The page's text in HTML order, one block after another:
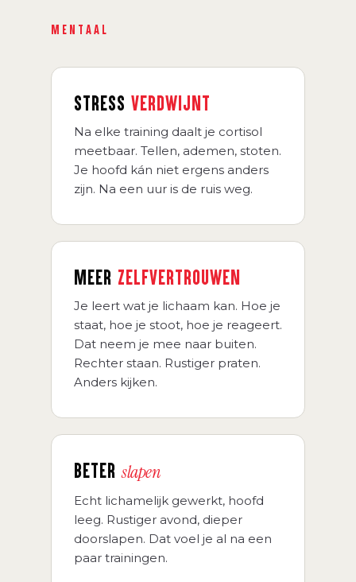
MENTAAL
STRESS VERDWIJNT
Na elke training daalt je cortisol
meetbaar. Tellen, ademen, stoten.
Je hoofd kán niet ergens anders
zijn. Na een uur is de ruis weg.
MEER ZELFVERTROUWEN
Je leert wat je lichaam kan. Hoe je
staat, hoe je stoot, hoe je reageert.
Dat neem je mee naar buiten.
Rechter staan. Rustiger praten.
Anders kijken.
BETER slapen
Echt lichamelijk gewerkt, hoofd
leeg. Rustiger avond, dieper
doorslapen. Dat voel je al na een
paar trainingen.